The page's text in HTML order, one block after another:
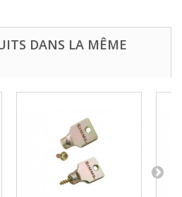
DANS LA MÊME